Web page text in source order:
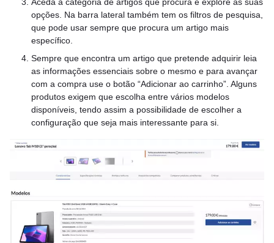
opções. Na barra lateral também tem os filtros de pesquisa,
que pode usar sempre que procura um artigo mais
específico.
Sempre que encontra um artigo que pretende adquirir leia
as informações essenciais sobre o mesmo e para avançar
com a compra use o botão “Adicionar ao carrinho”. Alguns
produtos exigem que escolha entre vários modelos
disponíveis, tendo assim a possibilidade de escolher a
configuração que seja mais interessante para si.